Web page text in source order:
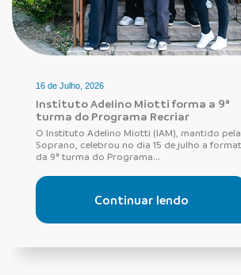
16 de Julho, 2026
Instituto Adelino Miotti forma a 9ª
turma do Programa Recriar
O Instituto Adelino Miotti (IAM), mantido pela
Soprano, celebrou no dia 15 de julho a
da 9ª turma do Programa...
Continuar lendo